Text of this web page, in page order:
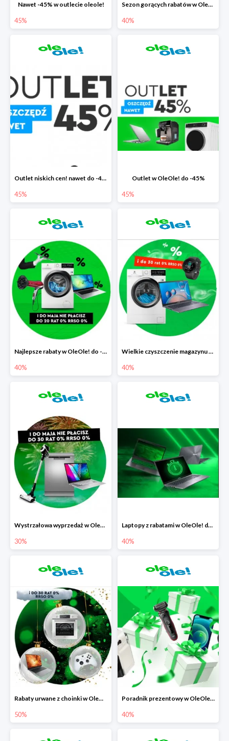
Nawet -45% w outlecie oleole!
45%
Sezon gorących rabatów w OleOle! do -40%
40%
Outlet niskich cen! nawet do -45%
45%
Outlet w OleOle! do -45%
45%
Najlepsze rabaty w OleOle! do -40%
40%
Wielkie czyszczenie magazynu w OleOle! do -40%
40%
Wystrzałowa wyprzedaż w OleOle!
30%
Laptopy z rabatami w OleOle! do -40%
40%
Rabaty urwane z choinki w OleOle! do -50%
50%
Poradnik prezentowy w OleOle! - rabaty do -40%
40%